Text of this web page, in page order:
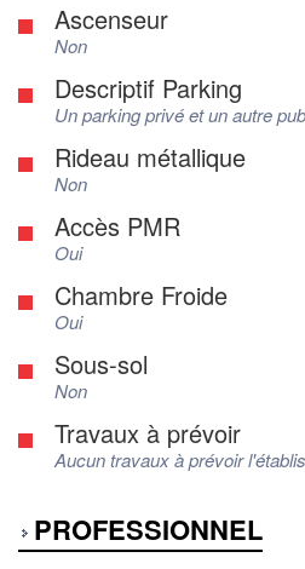
Ascenseur
Non
Descriptif Parking
Un parking privé et un autre
Rideau métallique
Non
Accès PMR
Oui
Chambre Froide
Oui
Sous-sol
Non
Travaux à prévoir
Aucun travaux à prévoir
PROFESSIONNEL